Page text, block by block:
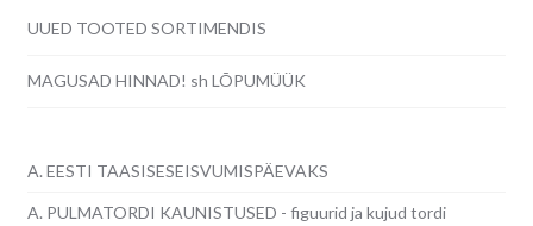
UUED TOOTED SORTIMENDIS
MAGUSAD HINNAD! sh LÕPUMÜÜK
A. EESTI TAASISESEISVUMISPÄEVAKS
A. PULMATORDI KAUNISTUSED - figuurid ja kujud tordi